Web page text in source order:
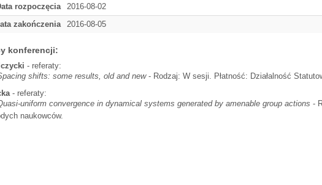
rozpoczęcia
2016-08-02
zakończenia
2016-08-05
konferencji:
- referaty:
shifts: some results, old and new- Rodzaj: W sesji. Płatność: Działalność
- referaty:
uniform convergence in dynamical systems generated by amenable group actions -
naukowców.